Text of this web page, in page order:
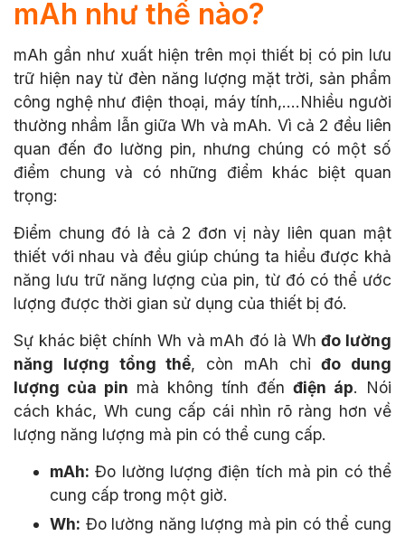
mAh như thế nào?
mAh gần như xuất hiện trên mọi thiết bị có pin lưu
trữ hiện nay từ đèn năng lượng mặt trời, sản phẩm
công nghệ như điện thoại, máy tính,....Nhiều người
thường nhầm lẫn giữa Wh và mAh. Vì cả 2 đều liên
quan đến đo lường pin, nhưng chúng có một số
điểm chung và có những điểm khác biệt quan
trọng:
Điểm chung đó là cả 2 đơn vị này liên quan mật
thiết với nhau và đều giúp chúng ta hiểu được khả
năng lưu trữ năng lượng của pin, từ đó có thể ước
lượng được thời gian sử dụng của thiết bị đó.
Sự khác biệt chính Wh và mAh đó là Whđo lường
năng lượng tổng thể, còn mAh chỉđo dung
lượng của pin mà không tính đến điện áp. Nói
cách khác, Wh cung cấp cái nhìn rõ ràng hơn về
lượng năng lượng mà pin có thể cung cấp.
mAh: Đo lường lượng điện tích mà pin có thể
cung cấp trong một giờ.
Wh: Đo lường năng lượng mà pin có thể cung